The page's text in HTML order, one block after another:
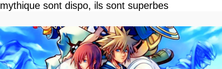
mythique sont dispo, ils sont superbes